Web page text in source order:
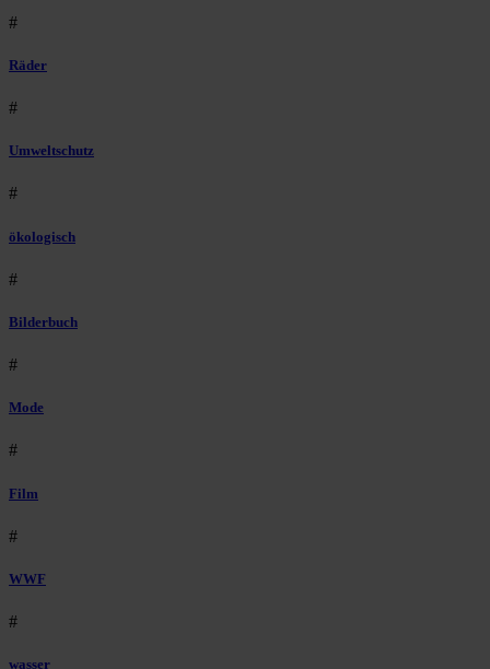
#
Räder
#
Umweltschutz
#
ökologisch
#
Bilderbuch
#
Mode
#
Film
#
WWF
#
wasser